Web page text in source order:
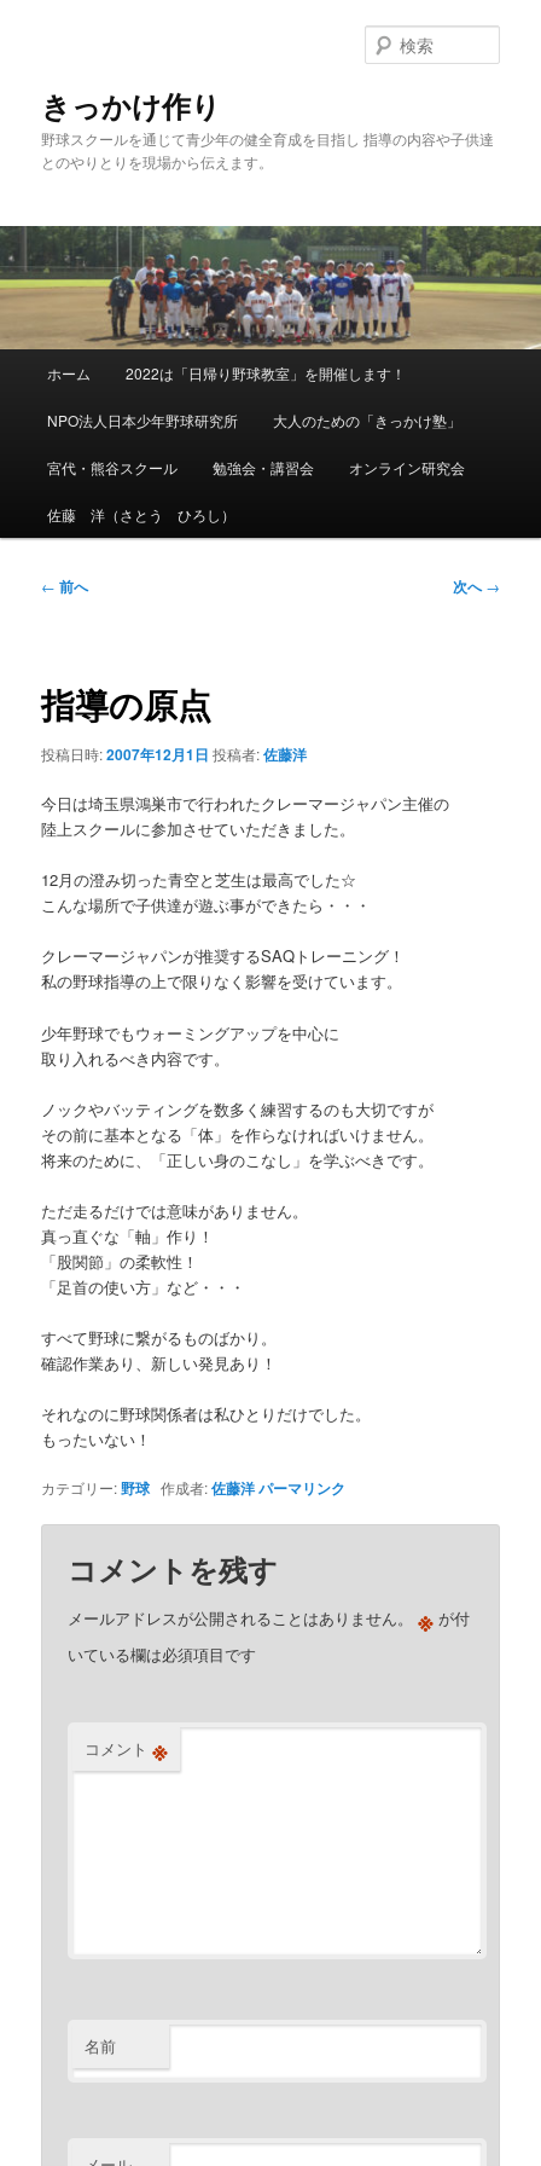
移
動
きっかけ作り
野球スクールを通じて青少年の健全育成を目指し 指導の内容や子供達
とのやりとりを現場から伝えます。
索
ホーム 2022は「日帰り野球教室」を開催します！
NPO法人日本少年野球研究所 大人のための「きっかけ塾」
宮代・熊谷スクール 勉強会・講習会 オンライン研究会
佐藤 洋（さとう ひろし）
投
ゲ
ー
ョ
← 前へ 次へ→
指導の原点
投稿日時:2007年12月1日 投稿者:佐藤洋
今日は埼玉県鴻巣市で行われたクレーマージャパン主催の
陸上スクールに参加させていただきました。
12月の澄み切った青空と芝生は最高でした☆
こんな場所で子供達が遊ぶ事ができたら・・・
クレーマージャパンが推奨するSAQトレーニング！
私の野球指導の上で限りなく影響を受けています。
少年野球でもウォーミングアップを中心に
取り入れるべき内容です。
ノックやバッティングを数多く練習するのも大切ですが
その前に基本となる「体」を作らなければいけません。
将来のために、「正しい身のこなし」を学ぶべきです。
ただ走るだけでは意味がありません。
真っ直ぐな「軸」作り！
「股関節」の柔軟性！
「足首の使い方」など・・・
すべて野球に繋がるものばかり。
確認作業あり、新しい発見あり！
それなのに野球関係者は私ひとりだけでした。
もったいない！
カテゴリー:野球 作成者:佐藤洋パーマリンク
コメントを残す
メールアドレスが公開されることはありません。 ※ が付
いている欄は必須項目です
コメント ※
名前